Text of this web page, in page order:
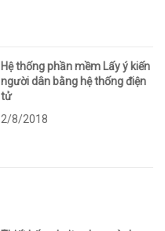
Hệ thống phần mềm Lấy ý kiến
người dân bằng hệ thống điện
tử
2/8/2018